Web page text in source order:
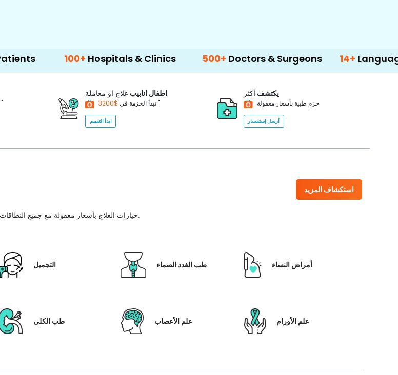
100+ Hospitals & Clinics 500+ Doctors & Surgeons 14+Language
*
اطفال انابيب علاج او معاملة
تبدأ الحزمة في *
ابدأ التقييم
يكتشف أكثر
حزم طبية بأسعار معقولة
أرسل إستفسار
استكشاف المزيد
خيارات العلاج بأسعار معقولة مع جميع النطاقات الممكنة من الإجراءات الطبية للاختيار من بينها مع أفضل جودة للرعاية الصحية في البلاد.
التجميل طب الغدد الصماء أمراض النساء
طب الكلى علم الأعصاب علم الأورام